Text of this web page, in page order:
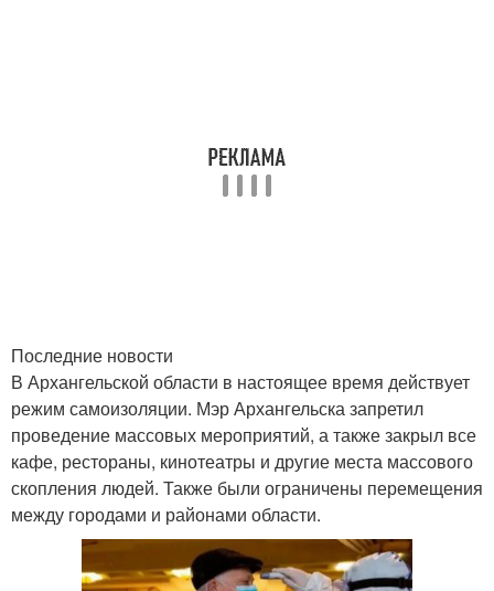
Последние новости
В Архангельской области в настоящее время действует
режим самоизоляции. Мэр Архангельска запретил
проведение массовых мероприятий, а также закрыл все
кафе, рестораны, кинотеатры и другие места массового
скопления людей. Также были ограничены перемещения
между городами и районами области.